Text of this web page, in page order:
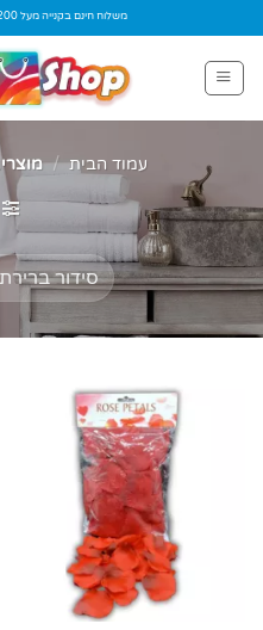
to
content
משלוח חינם בקנייה מעל 200 ₪ אספקה עד
עמוד הבית /